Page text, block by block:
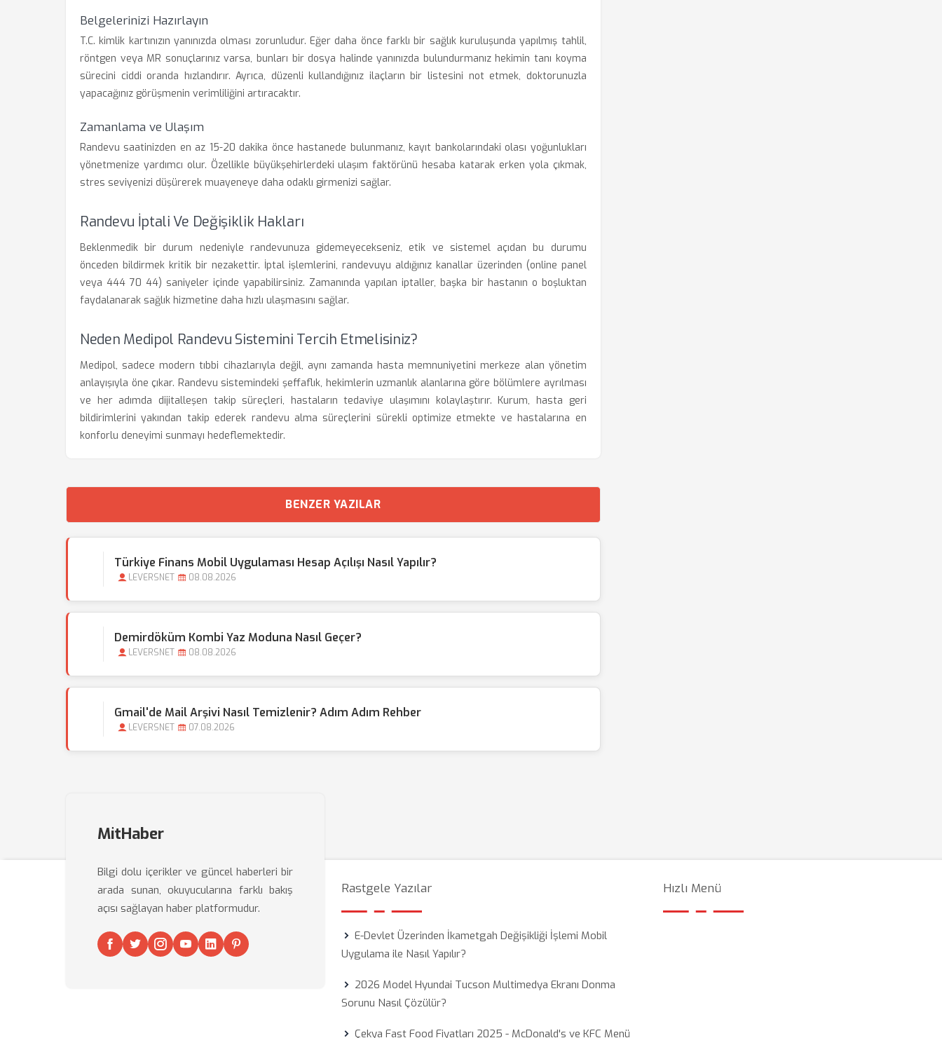
Belgelerinizi Hazırlayın
T.C. kimlik kartınızın yanınızda olması zorunludur. Eğer daha önce farklı bir sağlık kuruluşunda yapılmış tahlil,
röntgen veya MR sonuçlarınız varsa, bunları bir dosya halinde yanınızda bulundurmanız hekimin tanı koyma
sürecini ciddi oranda hızlandırır. Ayrıca, düzenli kullandığınız ilaçların bir listesini not etmek, doktorunuzla
yapacağınız görüşmenin verimliliğini artıracaktır.
Zamanlama ve Ulaşım
Randevu saatinizden en az 15-20 dakika önce hastanede bulunmanız, kayıt bankolarındaki olası yoğunlukları
yönetmenize yardımcı olur. Özellikle büyükşehirlerdeki ulaşım faktörünü hesaba katarak erken yola çıkmak,
stres seviyenizi düşürerek muayeneye daha odaklı girmenizi sağlar.
Randevu İptali Ve Değişiklik Hakları
Beklenmedik bir durum nedeniyle randevunuza gidemeyecekseniz, etik ve sistemel açıdan bu durumu
önceden bildirmek kritik bir nezakettir. İptal işlemlerini, randevuyu aldığınız kanallar üzerinden (online panel
veya 444 70 44) saniyeler içinde yapabilirsiniz. Zamanında yapılan iptaller, başka bir hastanın o boşluktan
faydalanarak sağlık hizmetine daha hızlı ulaşmasını sağlar.
Neden Medipol Randevu Sistemini Tercih Etmelisiniz?
Medipol, sadece modern tıbbi cihazlarıyla değil, aynı zamanda hasta memnuniyetini merkeze alan yönetim
anlayışıyla öne çıkar. Randevu sistemindeki şeffaflık, hekimlerin uzmanlık alanlarına göre bölümlere ayrılması
ve her adımda dijitalleşen takip süreçleri, hastaların tedaviye ulaşımını kolaylaştırır. Kurum, hasta geri
bildirimlerini yakından takip ederek randevu alma süreçlerini sürekli optimize etmekte ve hastalarına en
konforlu deneyimi sunmayı hedeflemektedir.
BENZER YAZILAR
Türkiye Finans Mobil Uygulaması Hesap Açılışı Nasıl Yapılır?
LEVERSNET 08.08.2026
Demirdöküm Kombi Yaz Moduna Nasıl Geçer?
LEVERSNET 08.08.2026
Gmail'de Mail Arşivi Nasıl Temizlenir? Adım Adım Rehber
LEVERSNET 07.08.2026
MitHaber
Bilgi dolu içerikler ve güncel haberleri bir
arada sunan, okuyucularına farklı bakış
açısı sağlayan haber platformudur.
Rastgele Yazılar
E-Devlet Üzerinden İkametgah Değişikliği İşlemi Mobil
Uygulama ile Nasıl Yapılır?
2026 Model Hyundai Tucson Multimedya Ekranı Donma
Sorunu Nasıl Çözülür?
Çekya Fast Food Fiyatları 2025 - McDonald's ve KFC Menü
Hızlı Menü